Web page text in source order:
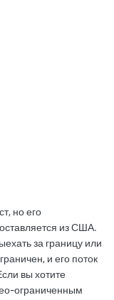
но его
из США.
за границу или
и его поток
вы хотите
ограниченным